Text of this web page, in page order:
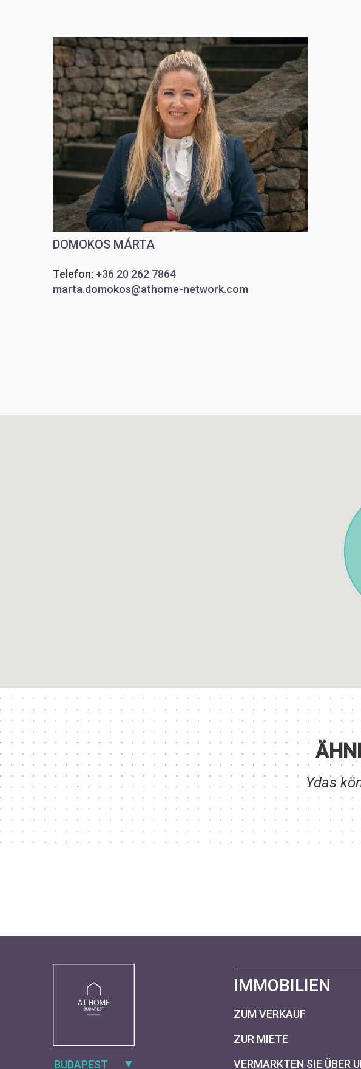
DOMOKOS MÁRTA
Telefon: +36 20 262 7864
marta.domokos@athome-network.com
Ydas
BUDAPEST
IMMOBILIEN
ZUM VERKAUF
ZUR MIETE
VERMARKTEN SIE ÜBER